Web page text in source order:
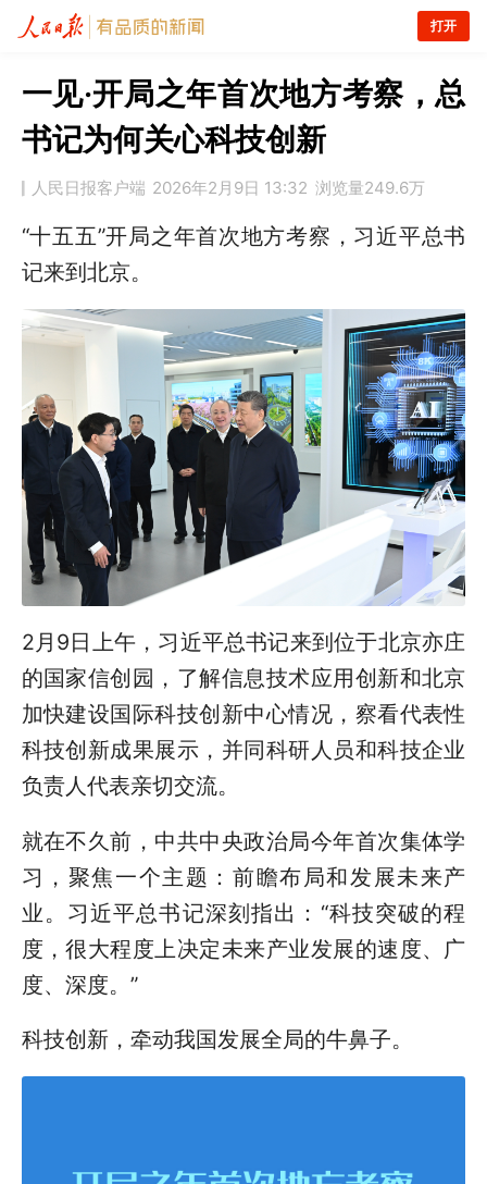
打开
一见·开局之年首次地方考察，总
书记为何关心科技创新
人民日报客户端 2026年2月9日 13:32 浏览量249.6万
“十五五”开局之年首次地方考察，习近平总书
记来到北京。
2月9日上午， 习近平总书记来到位于北京亦庄
的国家信创园，了解信息技术应用创新和北京
加快建设国际科技创新中心情况，察看代表性
科技创新成果展示，并同科研人员和科技企业
负责人代表亲切交流。
就在不久前，中共中央政治局今年首次集体学
习，聚焦一个主题：前瞻布局和发展未来产
业。习近平总书记深刻指出：“科技突破的程
度，很大程度上决定未来产业发展的速度、广
度、深度。”
科技创新，牵动我国发展全局的牛鼻子。